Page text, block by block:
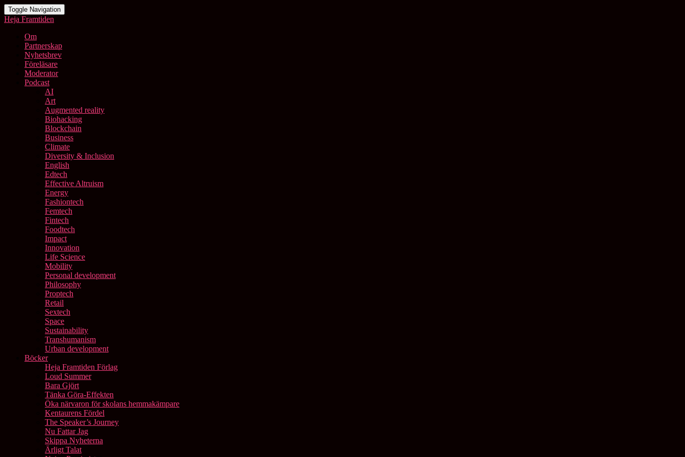
Toggle Navigation
Heja Framtiden
Om
Partnerskap
Nyhetsbrev
Föreläsare
Moderator
Podcast
AI
Art
Augmented reality
Biohacking
Blockchain
Business
Climate
Diversity & Inclusion
English
Edtech
Effective Altruism
Energy
Fashiontech
Femtech
Fintech
Foodtech
Impact
Innovation
Life Science
Mobility
Personal development
Philosophy
Proptech
Retail
Sextech
Space
Sustainability
Transhumanism
Urban development
Böcker
Heja Framtiden Förlag
Loud Summer
Bara Gjört
Tänka Göra-Effekten
Öka närvaron för skolans hemmakämpare
Kentaurens Fördel
The Speaker’s Journey
Nu Fattar Jag
Skippa Nyheterna
Ärligt Talat